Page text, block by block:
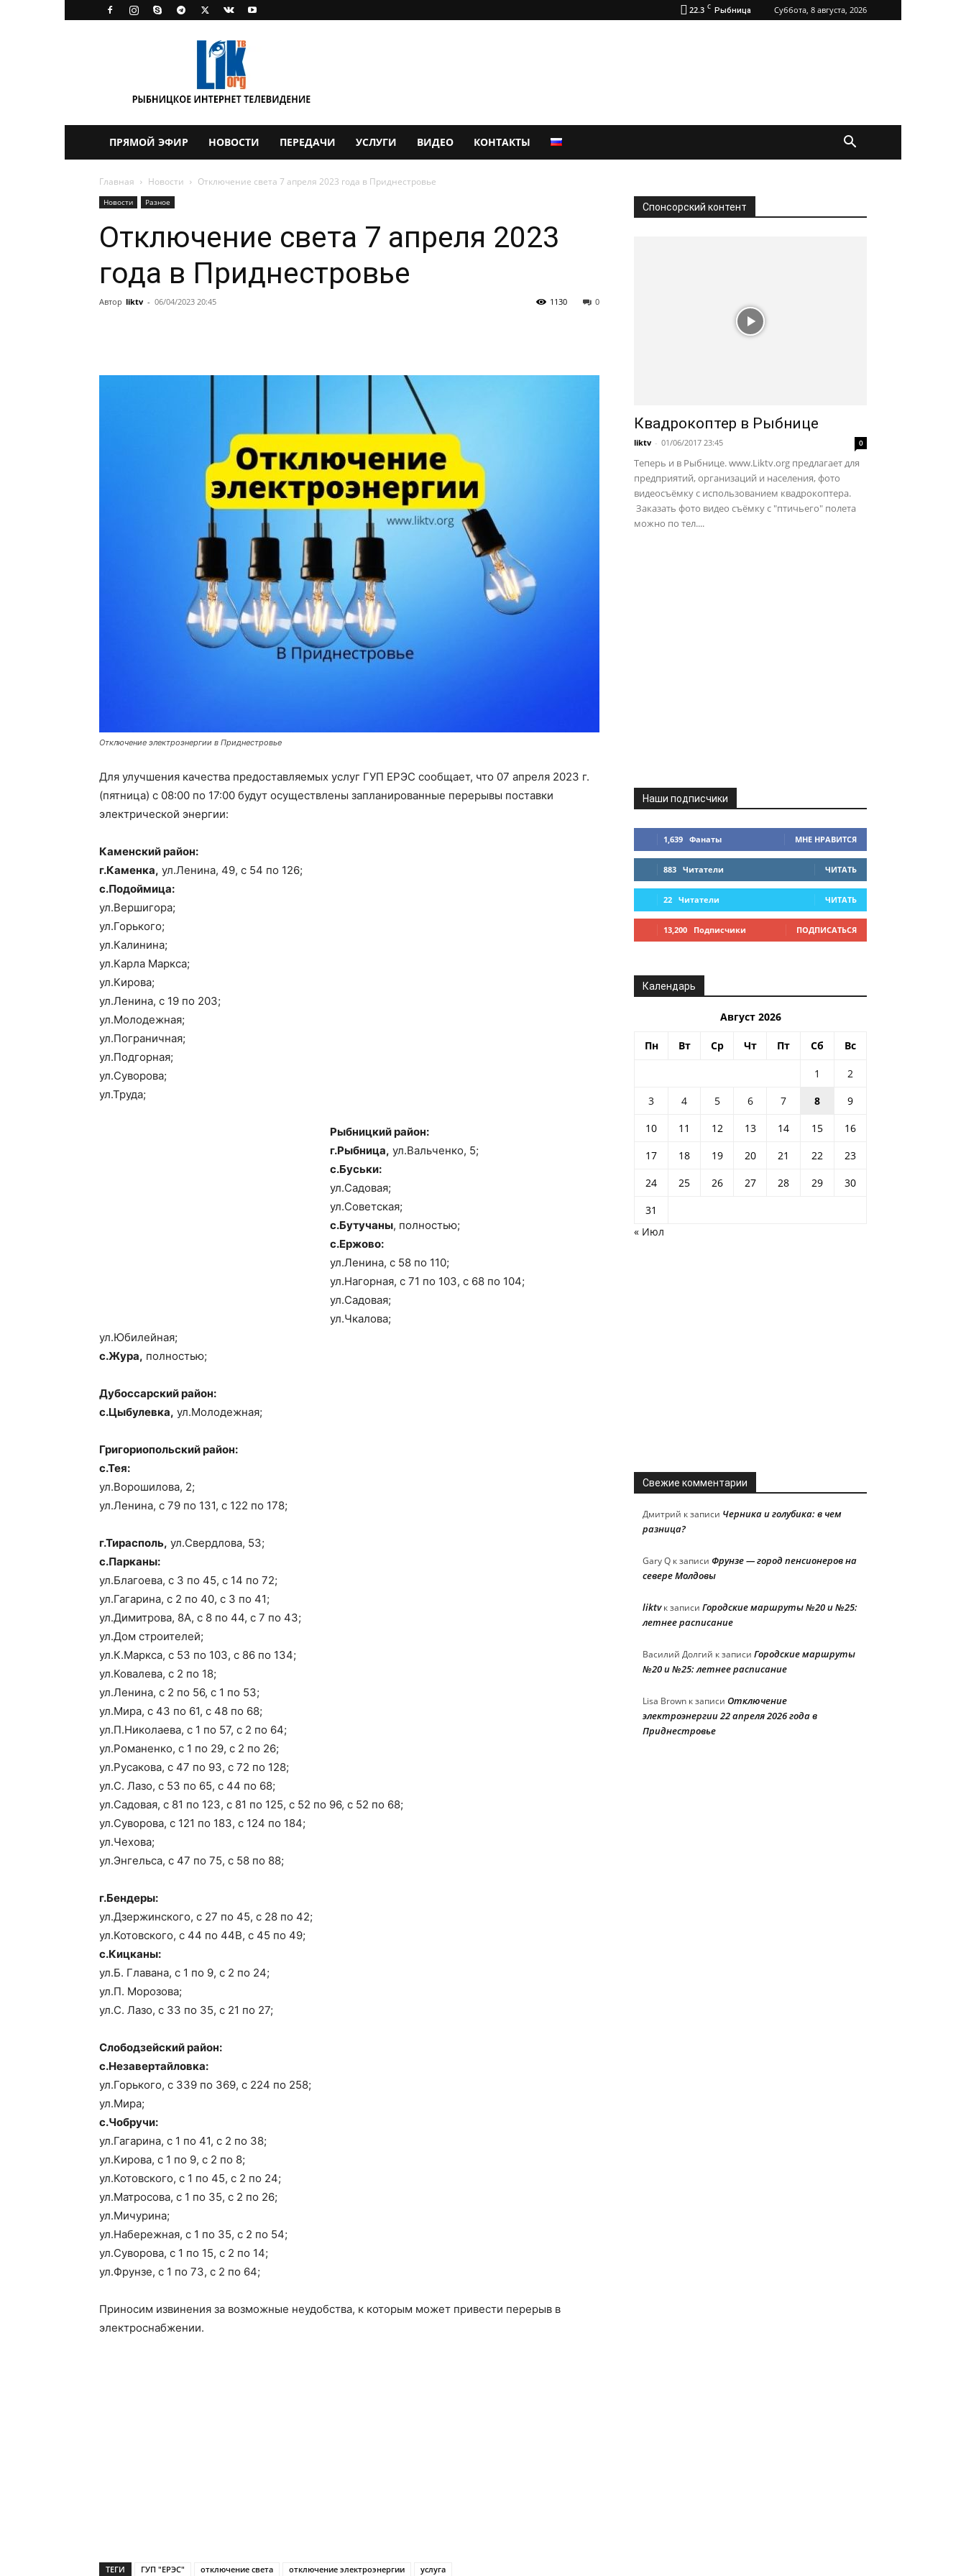
22.3 C Рыбница Суббота, 8 августа, 2026
ПРЯМОЙ ЭФИР НОВОСТИ ПЕРЕДАЧИ УСЛУГИ ВИДЕО КОНТАКТЫ
Главная Новости Отключение света 7 апреля 2023 года в Приднестровье
Новости Разное
Отключение света 7 апреля 2023
года в Приднестровье
Автор liktv - 06/04/2023 20:45 0
1130
Отключение электроэнергии в Приднестровье
Для улучшения качества предоставляемых услуг ГУП ЕРЭС сообщает, что 07 апреля 2023 г.
(пятница) с 08:00 по 17:00 будут осуществлены запланированные перерывы поставки
электрической энергии:
Каменский район:
г.Каменка, ул.Ленина, 49, с 54 по 126;
с.Подоймица:
ул.Вершигора;
ул.Горького;
ул.Калинина;
ул.Карла Маркса;
ул.Кирова;
ул.Ленина, с 19 по 203;
ул.Молодежная;
ул.Пограничная;
ул.Подгорная;
ул.Суворова;
ул.Труда;
Рыбницкий район:
г.Рыбница, ул.Вальченко, 5;
с.Буськи:
ул.Садовая;
ул.Советская;
с.Бутучаны, полностью;
с.Ержово:
ул.Ленина, с 58 по 110;
ул.Нагорная, с 71 по 103, с 68 по 104;
ул.Садовая;
ул.Чкалова;
ул.Юбилейная;
с.Жура, полностью;
Дубоссарский район:
с.Цыбулевка, ул.Молодежная;
Григориопольский район:
с.Тея:
ул.Ворошилова, 2;
ул.Ленина, с 79 по 131, с 122 по 178;
г.Тирасполь, ул.Свердлова, 53;
с.Парканы:
ул.Благоева, с 3 по 45, с 14 по 72;
ул.Гагарина, с 2 по 40, с 3 по 41;
ул.Димитрова, 8А, с 8 по 44, с 7 по 43;
ул.Дом строителей;
ул.К.Маркса, с 53 по 103, с 86 по 134;
ул.Ковалева, с 2 по 18;
ул.Ленина, с 2 по 56, с 1 по 53;
ул.Мира, с 43 по 61, с 48 по 68;
ул.П.Николаева, с 1 по 57, с 2 по 64;
ул.Романенко, с 1 по 29, с 2 по 26;
ул.Русакова, с 47 по 93, с 72 по 128;
ул.С. Лазо, с 53 по 65, с 44 по 68;
ул.Садовая, с 81 по 123, с 81 по 125, с 52 по 96, с 52 по 68;
ул.Суворова, с 121 по 183, с 124 по 184;
ул.Чехова;
ул.Энгельса, с 47 по 75, с 58 по 88;
г.Бендеры:
ул.Дзержинского, с 27 по 45, с 28 по 42;
ул.Котовского, с 44 по 44В, с 45 по 49;
с.Кицканы:
ул.Б. Главана, с 1 по 9, с 2 по 24;
ул.П. Морозова;
ул.С. Лазо, с 33 по 35, с 21 по 27;
Слободзейский район:
с.Незавертайловка:
ул.Горького, с 339 по 369, с 224 по 258;
ул.Мира;
с.Чобручи:
ул.Гагарина, с 1 по 41, с 2 по 38;
ул.Кирова, с 1 по 9, с 2 по 8;
ул.Котовского, с 1 по 45, с 2 по 24;
ул.Матросова, с 1 по 35, с 2 по 26;
ул.Мичурина;
ул.Набережная, с 1 по 35, с 2 по 54;
ул.Суворова, с 1 по 15, с 2 по 14;
ул.Фрунзе, с 1 по 73, с 2 по 64;
Приносим извинения за возможные неудобства, к которым может привести перерыв в
электроснабжении.
ТЕГИ ГУП "ЕРЭС" отключение света отключение электроэнергии услуга
Спонсорский контент
Квадрокоптер в Рыбнице
liktv - 01/06/2017 23:45 0
Теперь и в Рыбнице. www.Liktv.org предлагает для
предприятий, организаций и населения, фото
видеосъёмку с использованием квадрокоптера.
Заказать фото видео съёмку с "птичьего" полета
можно по тел....
Наши подписчики
1,639 Фанаты МНЕ НРАВИТСЯ
883 Читатели ЧИТАТЬ
22 Читатели ЧИТАТЬ
13,200 Подписчики ПОДПИСАТЬСЯ
Календарь
Август 2026
Пн Вт Ср Чт Пт Сб Вс
1
2
3
4 5 6 7 8
9
10
11 12 13 14 15
16
17
18 19 20 21 22
23
24
25 26 27 28 29
30
31
« Июл
Свежие комментарии
Дмитрий к записи Черника и голубика: в чем
разница?
Gary Q к записи Фрунзе — город пенсионеров на
севере Молдовы
liktvк записи Городские маршруты №20 и №25:
летнее расписание
Василий Долгий к записи Городские маршруты
№20 и №25: летнее расписание
Lisa Brown к записи Отключение
электроэнергии 22 апреля 2026 года в
Приднестровье